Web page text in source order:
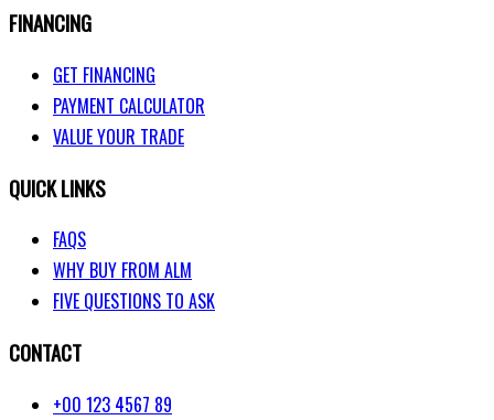
FINANCING
GET FINANCING
PAYMENT CALCULATOR
VALUE YOUR TRADE
QUICK LINKS
FAQS
WHY BUY FROM ALM
FIVE QUESTIONS TO ASK
CONTACT
+00 123 4567 89